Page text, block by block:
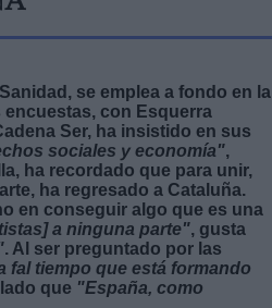
se emplea a fondo en la
encuestas, con Esquerra
Ser, ha insistido en sus
sociales y economía",
ha recordado que para unir,
ha regresado a Cataluña.
en conseguir algo que es una
a ninguna parte", gusta
. Al ser preguntado por las
fal tiempo que está formando
que "España, como